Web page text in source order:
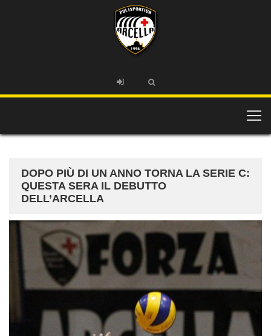
DOPO PIÙ DI UN ANNO TORNA LA SERIE C:
QUESTA SERA IL DEBUTTO
DELL’ARCELLA